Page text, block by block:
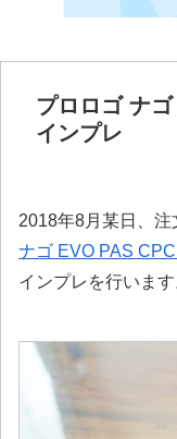
プロロゴ ナ
インプレ
2018年8月某日、注
ナゴ EVO PAS
インプレを行います